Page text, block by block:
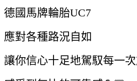
德國馬牌輪胎UC7
應對各種路況自如
讓你信心十足地駕馭每一